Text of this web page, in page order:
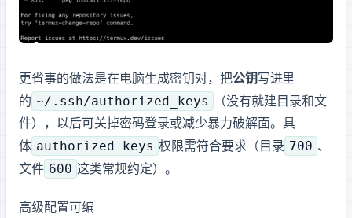
更省事的做法是在电脑生成密钥对，把公钥写进 Termux 里
的 ~/.ssh/authorized_keys
（没有就建目录和文
件），以后可关掉密码登录或减少暴力破解面。具
体 authorized_keys 权限需符合 OpenSSH 要求（目录 700 、
文件 600 这类常规约定）。
高级配置可编